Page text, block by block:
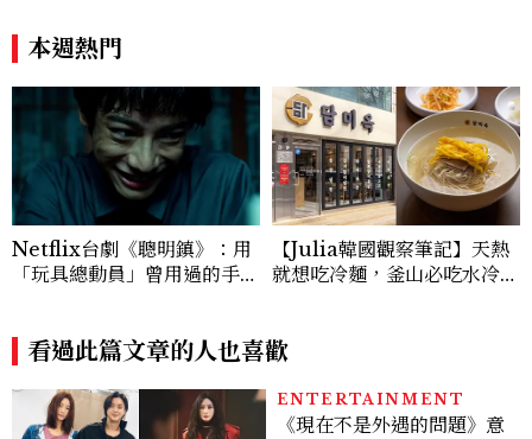
讓敵人成為朋友。」
本週熱門
Netflix台劇《聰明鎮》：用
「玩具總動員」曾用過的手
【Julia韓國觀察筆記】天熱
就想吃冷麵，釜山必吃水冷麵
看過此篇文章的人也喜歡
ENTERTAINMENT
《現在不是外遇的問題》意